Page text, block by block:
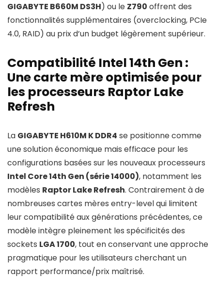
GIGABYTE B660M DS3H) ou le Z790 offrent des
fonctionnalités supplémentaires (overclocking, PCIe
4.0, RAID) au prix d’un budget légèrement supérieur.
Compatibilité Intel 14th Gen :
Une carte mère optimisée pour
les processeurs Raptor Lake
Refresh
La GIGABYTE H610M K DDR4 se positionne comme
une solution économique mais efficace pour les
configurations basées sur les nouveaux processeurs
Intel Core 14th Gen (série 14000), notamment les
modèles Raptor Lake Refresh. Contrairement à de
nombreuses cartes mères entry-level qui limitent
leur compatibilité aux générations précédentes, ce
modèle intègre pleinement les spécificités des
sockets LGA 1700, tout en conservant une approche
pragmatique pour les utilisateurs cherchant un
rapport performance/prix maîtrisé.